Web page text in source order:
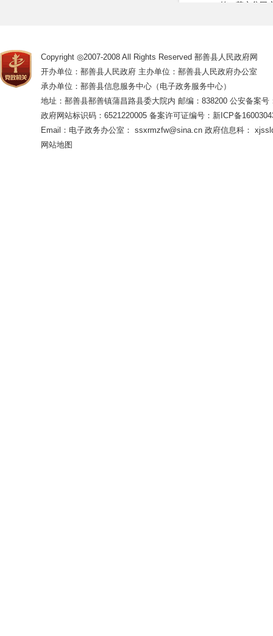
答：落实贫困
政策解读单位
政策咨询电话
相关链接： 关
Copyright ◎2007-2008 All Rights Reserved 鄯善县人民政府网
开办单位：鄯善县人民政府 主办单位：鄯善县人民政府办公室
承办单位：鄯善县信息服务中心（电子政务服务中心）
地址：鄯善县鄯善镇蒲昌路县委大院内 邮编：838200 公安备案号
政府网站标识码：6521220005 备案许可证编号：新ICP备
Email：电子政务办公室： ssxrmzfw@sina.cn 政府信息科：
网站地图